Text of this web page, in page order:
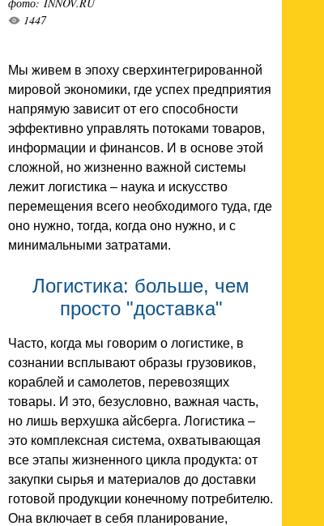
1447
Мы живем в эпоху сверхинтегрированной
мировой экономики, где успех предприятия
напрямую зависит от его способности
эффективно управлять потоками товаров,
информации и финансов. И в основе этой
сложной, но жизненно важной системы
лежит логистика – наука и искусство
перемещения всего необходимого туда, где
оно нужно, тогда, когда оно нужно, и с
минимальными затратами.
Логистика: больше, чем
просто "доставка"
Часто, когда мы говорим о логистике, в
сознании всплывают образы грузовиков,
кораблей и самолетов, перевозящих
товары. И это, безусловно, важная часть,
но лишь верхушка айсберга. Логистика –
это комплексная система, охватывающая
все этапы жизненного цикла продукта: от
закупки сырья и материалов до доставки
готовой продукции конечному потребителю.
Она включает в себя планирование,